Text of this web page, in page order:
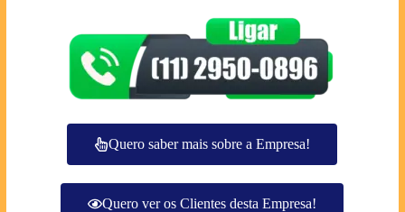
Quero saber mais sobre a Empresa!
Quero ver os Clientes desta Empresa!